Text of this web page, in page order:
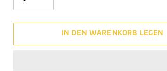
IN DEN WARENKORB LEGEN